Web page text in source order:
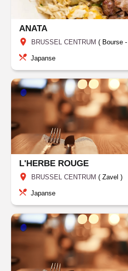
ANATA
BRUSSEL CENTRUM ( Bourse -
Japanse
L'HERBE ROUGE
BRUSSEL CENTRUM (Zavel )
Japanse